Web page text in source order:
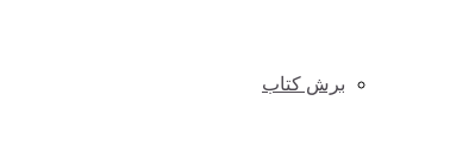
برش کتاب